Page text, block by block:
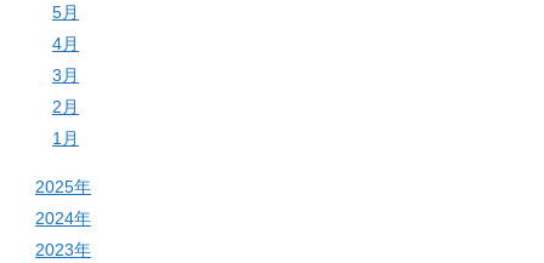
5月
4月
3月
2月
1月
2025年
2024年
2023年